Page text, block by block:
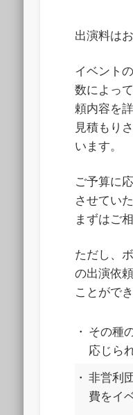
出演料は
イベント
数によっ
頼内容を
見積もり
います。
ご予算に
させてい
まずはご
ただし、
の出演依
ことがで
・ その種
応じら
・ 非営利
費をイ